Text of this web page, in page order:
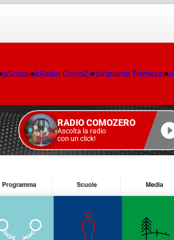
SocialabRadio ComoZeroVariante Tremezzina
RADIO COMOZERO
Ascolta la radio
con un click!